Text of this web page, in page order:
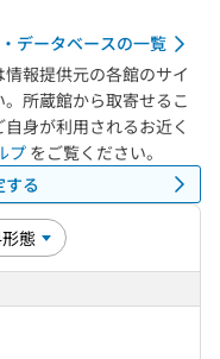
データベースの一覧
報提供元の各館のサイ
所蔵館から取寄せるこ
身が利用されるお近く
プ をご覧ください。
る